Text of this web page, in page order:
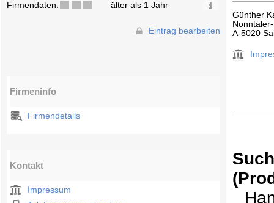
Firmendaten: älter als 1 Jahr
Eintrag bearbeiten
Firmeninfo
Firmendetails
Kontakt
Impressum
Günther
A-5020